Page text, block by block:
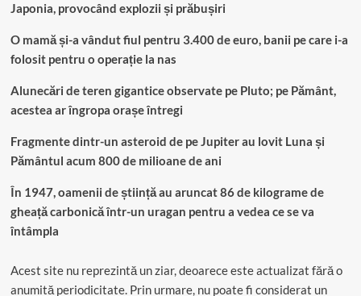
Japonia, provocând explozii și prăbușiri
O mamă și-a vândut fiul pentru 3.400 de euro, banii pe care i-a
folosit pentru o operație la nas
Alunecări de teren gigantice observate pe Pluto; pe Pământ,
acestea ar îngropa orașe întregi
Fragmente dintr-un asteroid de pe Jupiter au lovit Luna și
Pământul acum 800 de milioane de ani
În 1947, oamenii de știință au aruncat 86 de kilograme de
gheață carbonică într-un uragan pentru a vedea ce se va
întâmpla
Acest site nu reprezintă un ziar, deoarece este actualizat fără o
anumită periodicitate. Prin urmare, nu poate fi considerat un